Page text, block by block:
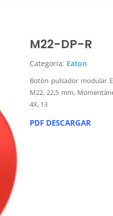
M22-DP-R
Categoria: Eaton
Botón pulsador modular
M22, 22,5 mm,
4X, 13
PDF DESCARGAR